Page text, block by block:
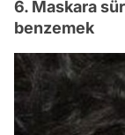
6. Maskara
benzemek